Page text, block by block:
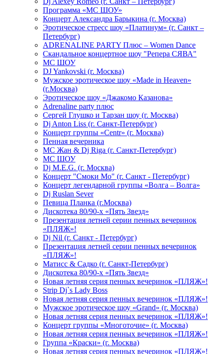
Программа «МС ШОУ»
Концерт Александра Барыкина (г. Москва)
Эротическое стресс шоу «Платинум» (г. Санкт –
Петербург)
ADRENALINE PARTY Плюс – Women Dance
Скандальное концертное шоу "Репера СЯВА"
МС ШОУ
DJ Yankovski (г. Москва)
Мужское эротическое шоу «Made in Heaven»
(г.Москва)
Эротическое шоу «Джакомо Казанова»
Adrenaline party плюс
Сергей Глушко и Тарзан шоу (г. Москва)
Dj Anton Liss (г. Санкт-Петербург)
Концерт группы «Centr» (г. Москва)
Пенная вечерника
МС Жан & Dj Riga (г. Санкт-Петербург)
МС ШОУ
Dj M.E.G. (г. Москва)
Концерт "Смоки Мо" (г. Санкт - Петербург)
Концерт легендарной группы «Волга – Волга»
Dj Ruslan Sever
Певица Планка (г.Москва)
Дискотека 80/90-х «Пять Звезд»
Презентация летней серии пенных вечеринок
«ПЛЯЖ»!
Dj Nil (г. Санкт - Петербург)
Презентация летней серии пенных вечеринок
«ПЛЯЖ»!
Матисс & Садко (г. Санкт-Петербург)
Дискотека 80/90-х «Пять Звезд»
Новая летняя серия пенных вечеринок «ПЛЯЖ»!
Strip Dj`s Lady Boss
Новая летняя серия пенных вечеринок «ПЛЯЖ»!
Мужское эротическое шоу «Grand» (г. Москва)
Новая летняя серия пенных вечеринок «ПЛЯЖ»!
Концерт группы «Многоточие» (г. Москва)
Новая летняя серия пенных вечеринок «ПЛЯЖ»!
Группа «Краски» (г. Москва)
Новая летняя серия пенных вечеринок «ПЛЯЖ»!